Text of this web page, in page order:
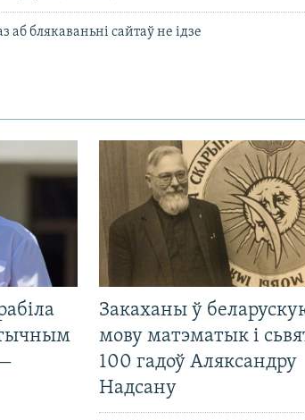
аб блякаваньні сайтаў не ідзе
Закаханы ў
мову матэматык і
100 гадоў Аляксандру
Надсану